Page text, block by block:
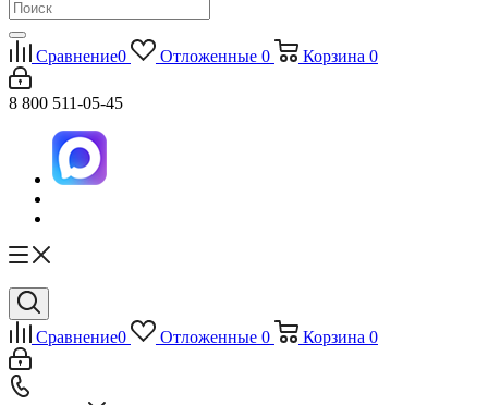
Сравнение0 Отложенные 0 Корзина 0
8 800 511-05-45
Сравнение0 Отложенные 0 Корзина 0